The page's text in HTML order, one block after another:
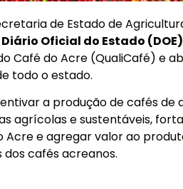
de Estado de
Diário Oficial do Estado (DOE)
Café do Acre (QualiCafé) e
todo o estado.
a produção de cafés de
agrícolas e sustentáveis,
e agregar valor ao
cafés acreanos.